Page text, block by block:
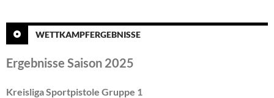
WETTKAMPFERGEBNISSE
Ergebnisse Saison 2025
Kreisliga Sportpistole Gruppe 1